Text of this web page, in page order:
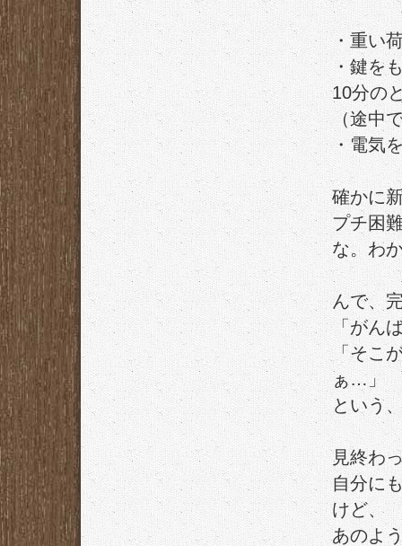
・重い
・鍵を
10分の
（途中
・電気
確かに
プチ困
な。わ
んで、
「がん
「そこ
ぁ…」
という
見終わ
自分に
けど、
あのよ